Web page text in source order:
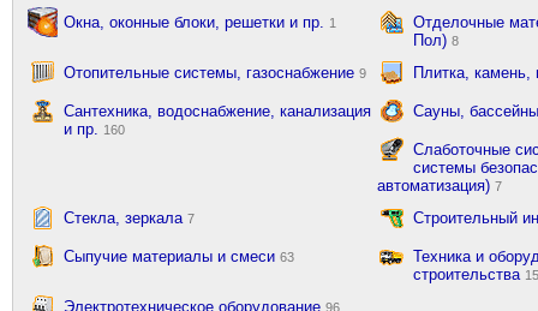
Окна, оконные блоки, решетки и пр. 1
Отделочные
Пол) 8
Отопительные системы, газоснабжение 9 Плитка,
Сантехника, водоснабжение, канализация
и пр.
160
Сауны,
Слаботочные
системы
автоматизация) 7
Стекла, зеркала 7 Строительный
Сыпучие материалы и смеси 63
Техника и
строительства
Электротехническое оборудование 96